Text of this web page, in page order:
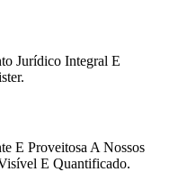
Jurídico Integral E
E Proveitosa A Nossos
E Quantificado.